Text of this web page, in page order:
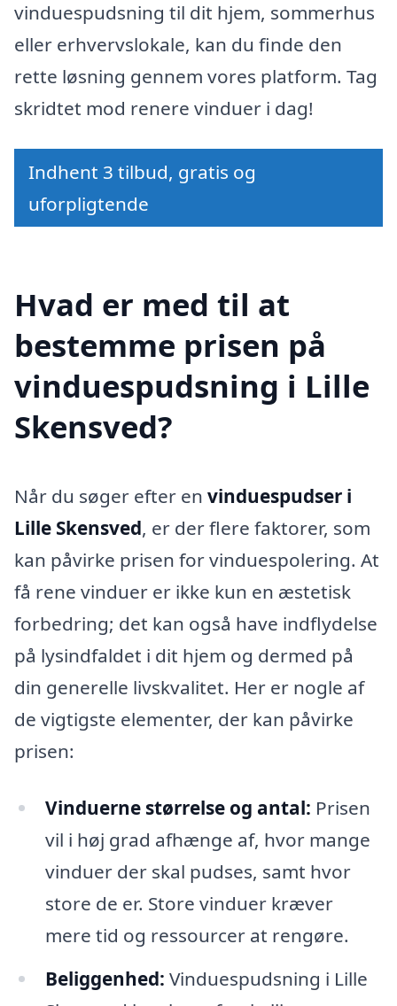
vinduespudsning til dit hjem, sommerhus
eller erhvervslokale, kan du finde den
rette løsning gennem vores platform. Tag
skridtet mod renere vinduer i dag!
Indhent 3 tilbud, gratis og
uforpligtende
Hvad er med til at
bestemme prisen på
vinduespudsning i Lille
Skensved?
Når du søger efter en vinduespudser i
Lille Skensved, er der flere faktorer, som
kan påvirke prisen for vinduespolering. At
få rene vinduer er ikke kun en æstetisk
forbedring; det kan også have indflydelse
på lysindfaldet i dit hjem og dermed på
din generelle livskvalitet. Her er nogle af
de vigtigste elementer, der kan påvirke
prisen:
Vinduerne størrelse og antal: Prisen
vil i høj grad afhænge af, hvor mange
vinduer der skal pudses, samt hvor
store de er. Store vinduer kræver
mere tid og ressourcer at rengøre.
Beliggenhed: Vinduespudsning i Lille